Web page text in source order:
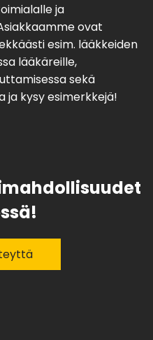
ja
ovat
esim. lääkkeiden
lääkäreille,
sekä
ja kysy esimerkkejä!